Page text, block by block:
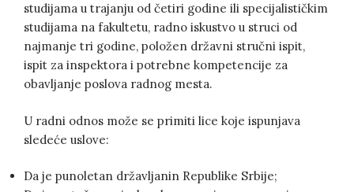
studijama u trajanju od četiri godine ili specijalističkim
studijama na fakultetu, radno iskustvo u struci od
najmanje tri godine, položen državni stručni ispit,
ispit za inspektora i potrebne kompetencije za
obavljanje poslova radnog mesta.
U radni odnos može se primiti lice koje ispunjava
sledeće uslove:
Da je punoletan državljanin Republike Srbije;